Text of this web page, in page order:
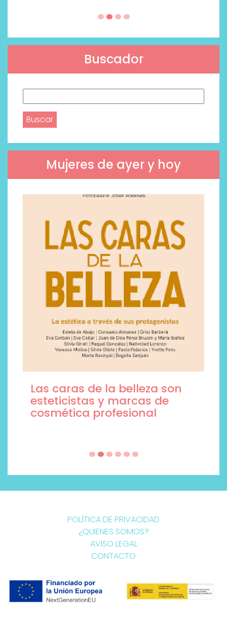
Buscador
Mujeres de ayer y hoy
Las caras de la belleza son
esteticistas y marcas de
cosmética profesional
POLÍTICA DE PRIVACIDAD
¿QUIENES SOMOS?
AVISO LEGAL
CONTACTO